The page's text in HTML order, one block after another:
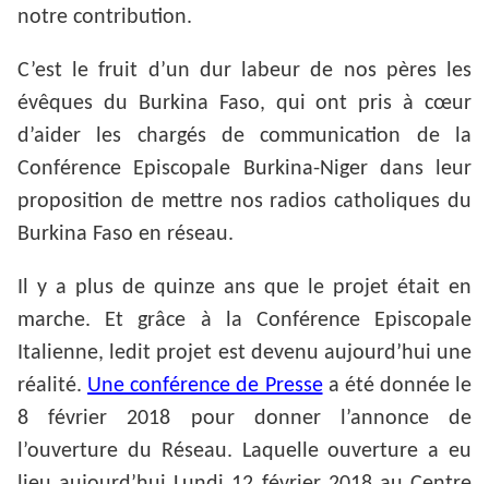
notre contribution.
C’est le fruit d’un dur labeur de nos pères les
évêques du Burkina Faso, qui ont pris à cœur
d’aider les chargés de communication de la
Conférence Episcopale Burkina-Niger dans leur
proposition de mettre nos radios catholiques du
Burkina Faso en réseau.
Il y a plus de quinze ans que le projet était en
marche. Et grâce à la Conférence Episcopale
Italienne, ledit projet est devenu aujourd’hui une
réalité. Une conférence de Pressea été donnée le
8 février 2018 pour donner l’annonce de
l’ouverture du Réseau. Laquelle ouverture a eu